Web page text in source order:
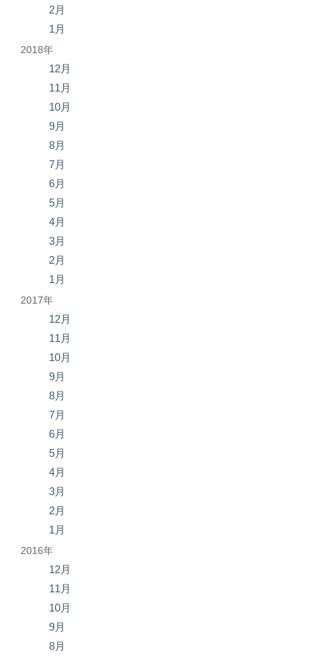
2月
1月
2018年
12月
11月
10月
9月
8月
7月
6月
5月
4月
3月
2月
1月
2017年
12月
11月
10月
9月
8月
7月
6月
5月
4月
3月
2月
1月
2016年
12月
11月
10月
9月
8月